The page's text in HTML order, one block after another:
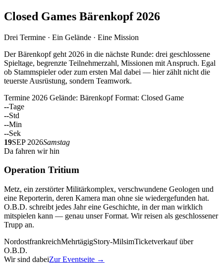
Closed Games Bärenkopf 2026
Drei Termine · Ein Gelände · Eine Mission
Der Bärenkopf geht 2026 in die nächste Runde: drei geschlossene
Spieltage, begrenzte Teilnehmerzahl, Missionen mit Anspruch. Egal
ob Stammspieler oder zum ersten Mal dabei — hier zählt nicht die
teuerste Ausrüstung, sondern Teamwork.
Termine 2026 Gelände: Bärenkopf Format: Closed Game
--Tage
--Std
--Min
--Sek
19SEP 2026Samstag
Da fahren wir hin
Operation Tritium
Metz, ein zerstörter Militärkomplex, verschwundene Geologen und
eine Reporterin, deren Kamera man ohne sie wiedergefunden hat.
O.B.D. schreibt jedes Jahr eine Geschichte, in der man wirklich
mitspielen kann — genau unser Format. Wir reisen als geschlossener
Trupp an.
NordostfrankreichMehrtägigStory-MilsimTicketverkauf über
O.B.D.
Wir sind dabeiZur Eventseite →